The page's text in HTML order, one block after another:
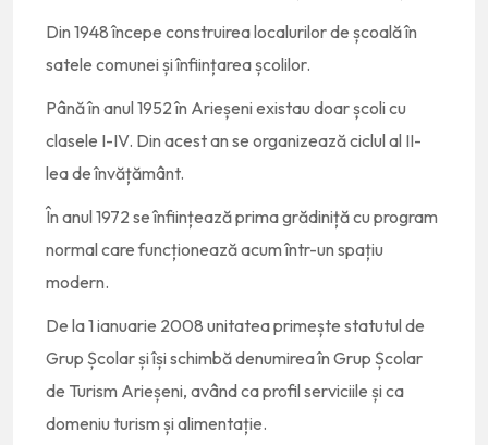
Din 1948 începe construirea localurilor de școală în
satele comunei și înființarea școlilor.
Până în anul 1952 în Arieșeni existau doar școli cu
clasele I-IV. Din acest an se organizează ciclul al II-
lea de învățământ.
În anul 1972 se înființează prima grădiniță cu program
normal care funcționează acum într-un spațiu
modern.
De la 1 ianuarie 2008 unitatea primește statutul de
Grup Școlar și își schimbă denumirea în Grup Școlar
de Turism Arieșeni, având ca profil serviciile și ca
domeniu turism și alimentație.